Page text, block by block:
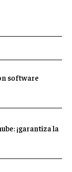
software
¡garantiza la